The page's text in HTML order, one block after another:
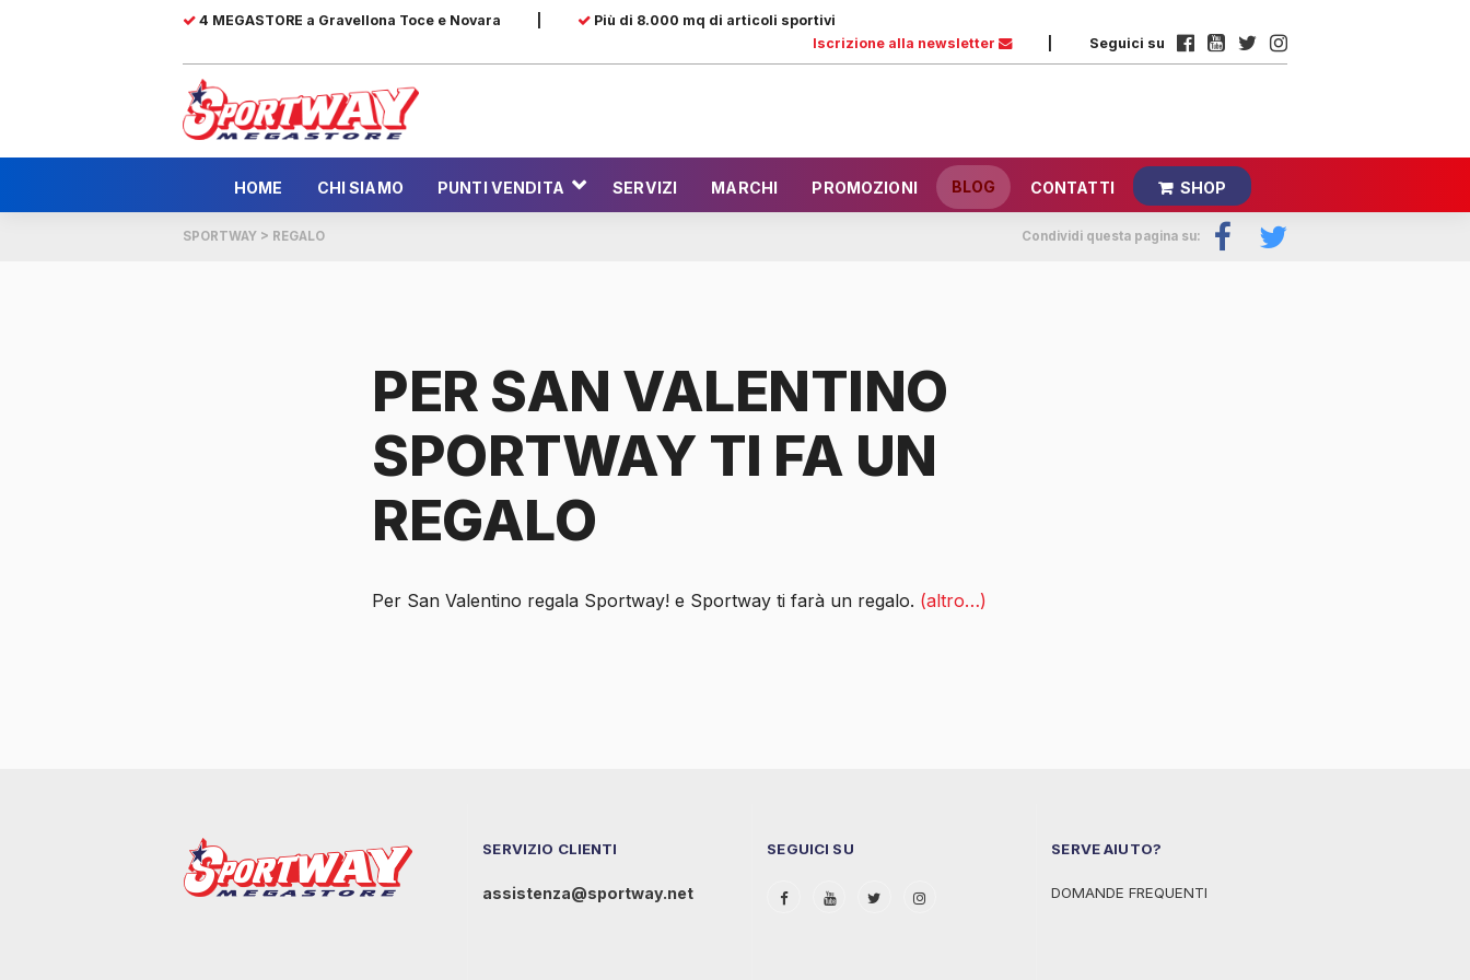
4 MEGASTORE a Gravellona Toce e Novara
Più di 8.000 mq di articoli sportivi
Iscrizione alla newsletter
Seguici su
HOME CHI SIAMO PUNTI VENDITA SERVIZI MARCHI PROMOZIONI BLOG CONTATTI SHOP
SPORTWAY > REGALO Condividi questa pagina su:
PER SAN VALENTINO
SPORTWAY TI FA UN
REGALO
Per San Valentino regala Sportway! e Sportway ti farà un regalo. (altro…)
SERVIZIO CLIENTI
assistenza@sportway.net
SEGUICI SU SERVE AIUTO?
DOMANDE FREQUENTI